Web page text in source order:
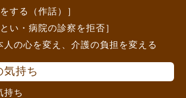
する（作話）］
い・病院の診察を拒否］
人の心を変え、介護の負担を変える
気持ち
持ち